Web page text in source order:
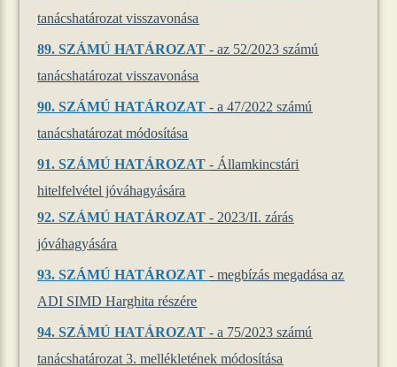
tanácshatározat visszavonása
89.SZÁMÚ HATÁROZAT - az 52/2023 számú
tanácshatározat visszavonása
90.SZÁMÚ HATÁROZAT - a 47/2022 számú
tanácshatározat módosítása
91.SZÁMÚ HATÁROZAT- Államkincstári
hitelfelvétel jóváhagyására
92. SZÁMÚ HATÁROZAT- 2023/II. zárás
jóváhagyására
93. SZÁMÚ HATÁROZAT- megbízás megadása az
ADI SIMD Harghita részére
94. SZÁMÚ HATÁROZAT- a 75/2023 számú
tanácshatározat 3. mellékletének módosítása